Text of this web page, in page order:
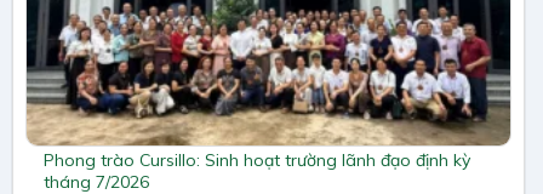
Phong trào Cursillo: Sinh hoạt trường lãnh đạo định kỳ
tháng 7/2026